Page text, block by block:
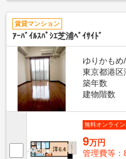
賃貸マンション
ｱｰﾊﾞｲﾙｽﾊﾟｼｴ芝浦ﾍﾞｲｻｲﾄﾞ
ゆりかも
東京都港区
築年数
建物階数
無料オンライ
9万円
管理費等：